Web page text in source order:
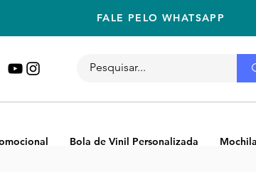
Bola de Vinil Personalizada
FALE PELO WHATSAPP